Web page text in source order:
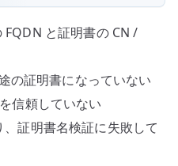
FQDN と証明書の CN /
証明書になっていない
信頼していない
証明書名検証に失敗して